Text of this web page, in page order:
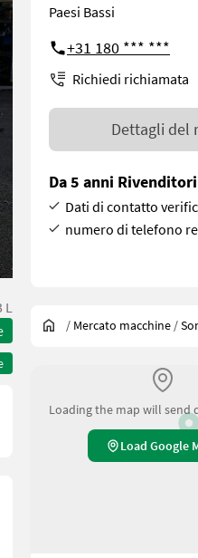
L
Paesi Bassi
+31 180 *** ***
Richiedi richiamata
Dettagli del
Da 5 anni
Dati di contatto
numero di telefono
/ Mercato macchine /
Loading the map will send
Load Google